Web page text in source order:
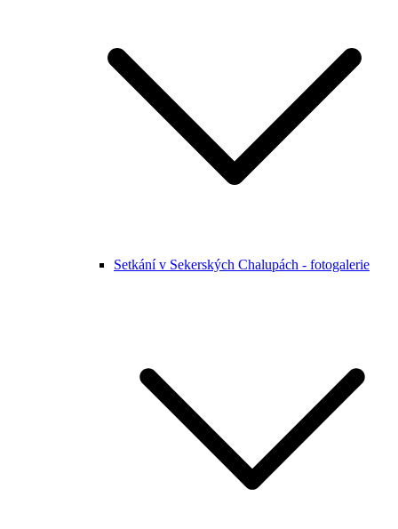
Setkání v Sekerských Chalupách - fotogalerie